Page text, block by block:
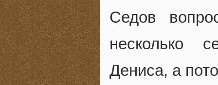
Седов
несколько
Дениса, а